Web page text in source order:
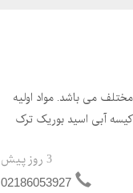
می باشد. مواد اولیه
آبی اسید بوریک ترک
3 روز پیش
02186053927